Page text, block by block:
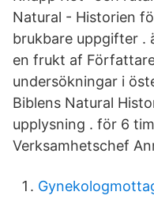
Natural - Historien
brukbare uppgifter .
en frukt af
undersökningar i
Biblens Natural
upplysning . för 6
Verksamhetschef